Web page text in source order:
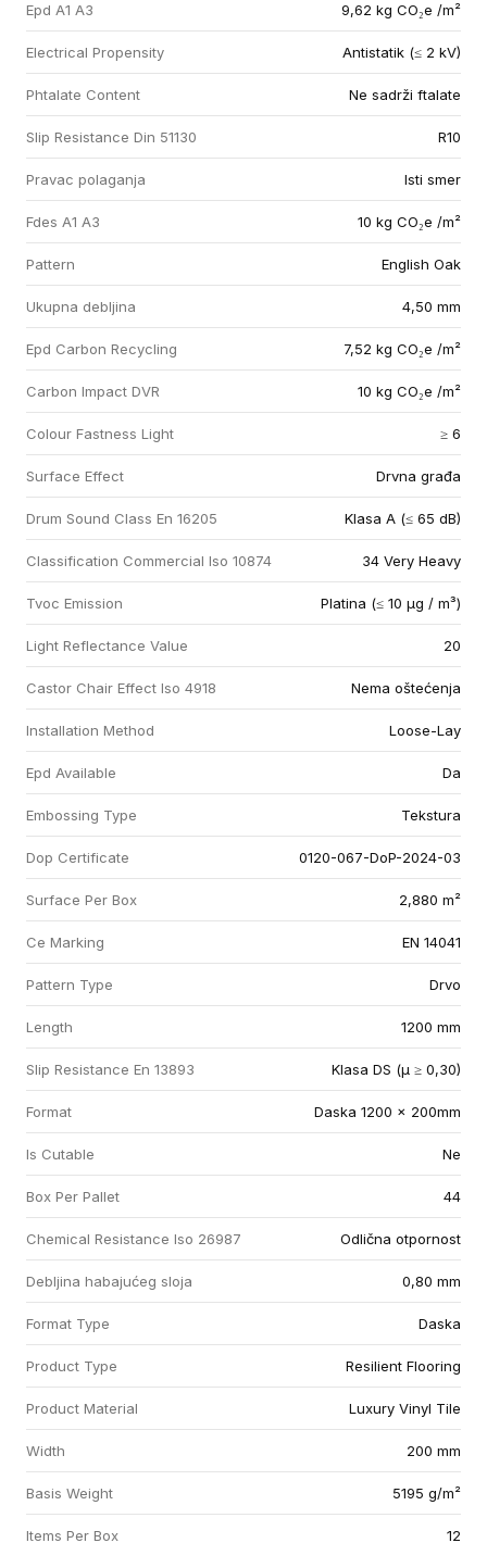
Epd A1 A3 9,62 kg CO₂e /m²
Electrical Propensity Antistatik (≤ 2 kV)
Phtalate Content Ne sadrži ftalate
Slip Resistance Din 51130 R10
Pravac polaganja Isti smer
Fdes A1 A3 10 kg CO₂e /m²
Pattern English Oak
Ukupna debljina 4,50 mm
Epd Carbon Recycling 7,52 kg CO₂e /m²
Carbon Impact DVR 10 kg CO₂e /m²
Colour Fastness Light ≥ 6
Surface Effect Drvna građa
Drum Sound Class En 16205 Klasa A (≤ 65 dB)
Classification Commercial Iso 10874 34 Very Heavy
Tvoc Emission Platina (≤ 10 µg / m³)
Light Reflectance Value 20
Castor Chair Effect Iso 4918 Nema oštećenja
Installation Method Loose-Lay
Epd Available Da
Embossing Type Tekstura
Dop Certificate 0120-067-DoP-2024-03
Surface Per Box 2,880 m²
Ce Marking EN 14041
Pattern Type Drvo
Length 1200 mm
Slip Resistance En 13893 Klasa DS (µ ≥ 0,30)
Format Daska 1200 x 200mm
Is Cutable Ne
Box Per Pallet 44
Chemical Resistance Iso 26987 Odlična otpornost
Debljina habajućeg sloja 0,80 mm
Format Type Daska
Product Type Resilient Flooring
Product Material Luxury Vinyl Tile
Width 200 mm
Basis Weight 5195 g/m²
Items Per Box 12